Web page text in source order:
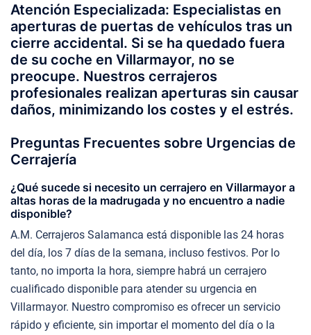
Atención Especializada: Especialistas en
aperturas de puertas de vehículos tras un
cierre accidental. Si se ha quedado fuera
de su coche en Villarmayor, no se
preocupe. Nuestros cerrajeros
profesionales realizan aperturas sin causar
daños, minimizando los costes y el estrés.
Preguntas Frecuentes sobre Urgencias de
Cerrajería
¿Qué sucede si necesito un cerrajero en Villarmayor a
altas horas de la madrugada y no encuentro a nadie
disponible?
A.M. Cerrajeros Salamanca está disponible las 24 horas
del día, los 7 días de la semana, incluso festivos. Por lo
tanto, no importa la hora, siempre habrá un cerrajero
cualificado disponible para atender su urgencia en
Villarmayor. Nuestro compromiso es ofrecer un servicio
rápido y eficiente, sin importar el momento del día o la